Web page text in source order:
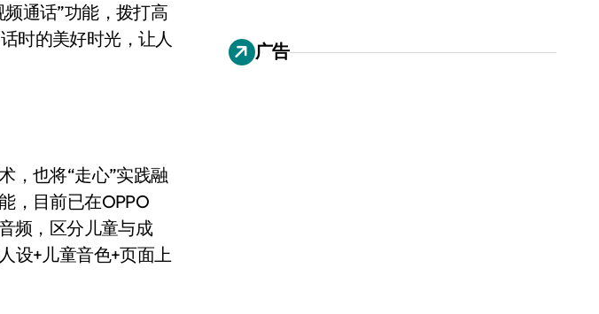
通话”功能，拨打高
时的美好时光，让人
，也将“走心”实践融
，目前已在OPPO
频，区分儿童与成
设+儿童音色+页面上
广告